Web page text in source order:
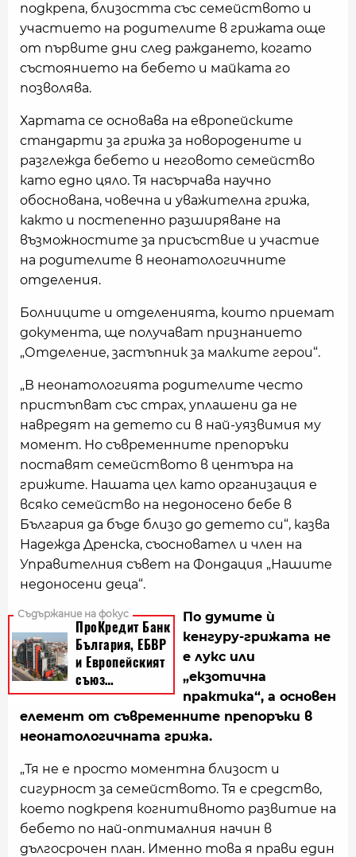
подкрепа, близостта със семейството и
участието на родителите в грижата още
от първите дни след раждането, когато
състоянието на бебето и майката го
позволява.
Хартата се основава на европейските
стандарти за грижа за новородените и
разглежда бебето и неговото семейство
като едно цяло. Тя насърчава научно
обоснована, човечна и уважителна грижа,
както и постепенно разширяване на
възможностите за присъствие и участие
на родителите в неонатологичните
отделения.
Болниците и отделенията, които приемат
документа, ще получават признанието
„Отделение, застъпник за малките герои“.
„В неонатологията родителите често
пристъпват със страх, уплашени да не
навредят на детето си в най-уязвимия му
момент. Но съвременните препоръки
поставят семейството в центъра на
грижите. Нашата цел като организация е
всяко семейство на недоносено бебе в
България да бъде близо до детето си“, казва
Надежда Дренска, съосновател и член на
Управителния съвет на Фондация „Нашите
недоносени деца“.
По думите ѝ
кенгуру-грижата не
е лукс или
„екзотична
практика“, а основен
елемент от съвременните препоръки в
неонатологичната грижа.
„Тя не е просто моментна близост и
сигурност за семейството. Тя е средство,
което подкрепя когнитивното развитие на
бебето по най-оптималния начин в
дългосрочен план. Именно това я прави един